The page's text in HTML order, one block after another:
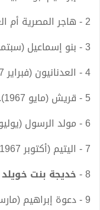
2 - هاجر المصرية أم العرب (مارس 1966).
3 - بنو إسماعيل (سبتمبر 1966).
4 - العدنانيون (فبراير 1967).
5 - قريش (مايو 1967).
6 - مولد الرسول (يوليو 1967).
7 - اليتيم (أكتوبر 1967).
8 - خديجة بنت خويلد
9 - دعوة إبراهيم (مارس 1968).